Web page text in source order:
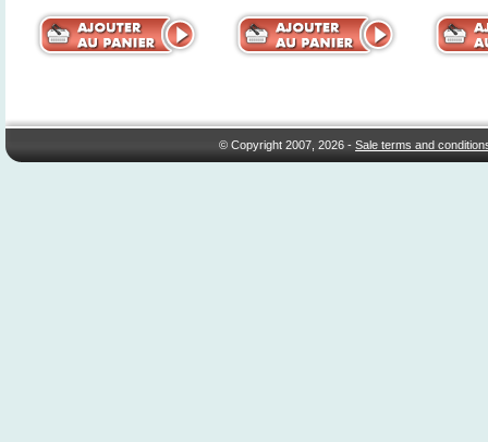
© Copyright 2007, 2026 -Sale terms and